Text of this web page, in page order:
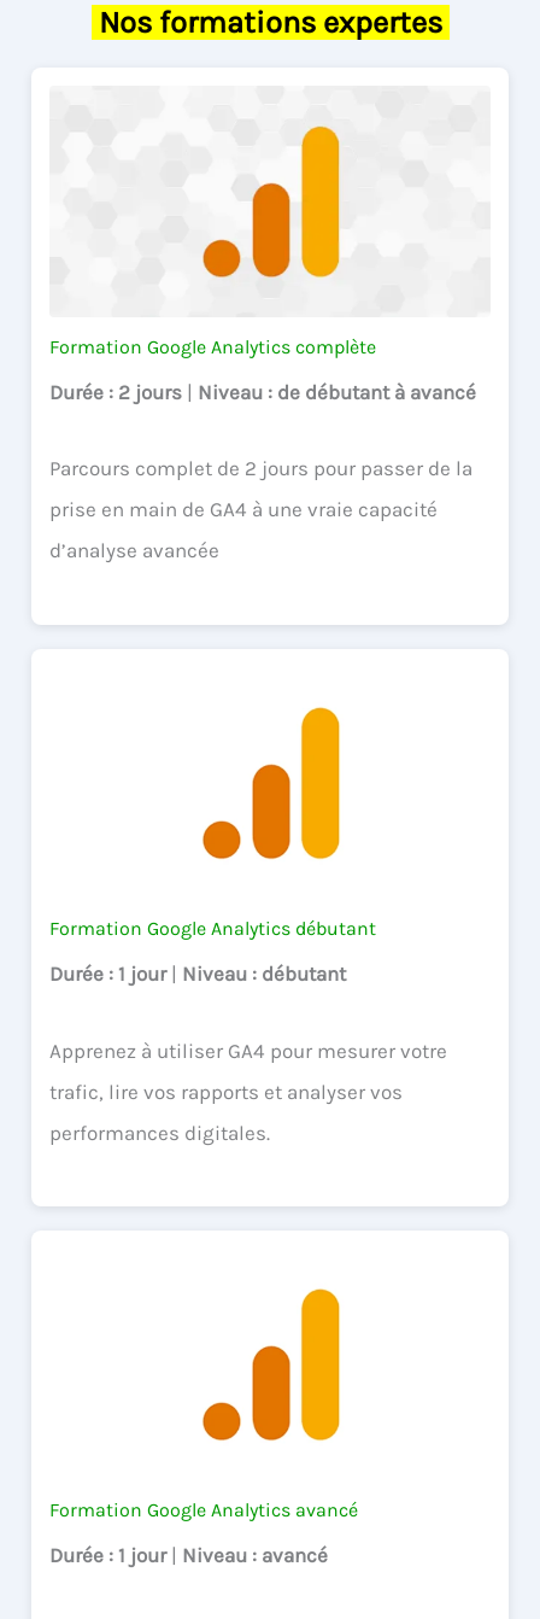
Nos formations expertes
Formation Google Analytics complète
Durée : 2 jours | Niveau : de débutant à avancé
Parcours complet de 2 jours pour passer de la
prise en main de GA4 à une vraie capacité
d’analyse avancée
Formation Google Analytics débutant
Durée : 1 jour | Niveau : débutant
Apprenez à utiliser GA4 pour mesurer votre
trafic, lire vos rapports et analyser vos
performances digitales.
Formation Google Analytics avancé
Durée : 1 jour | Niveau : avancé